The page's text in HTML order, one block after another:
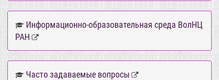
Информационно-образовательная среда ВолНЦ
РАН
Часто задаваемые вопросы